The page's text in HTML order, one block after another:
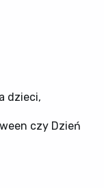
dzieci,
czy Dzień